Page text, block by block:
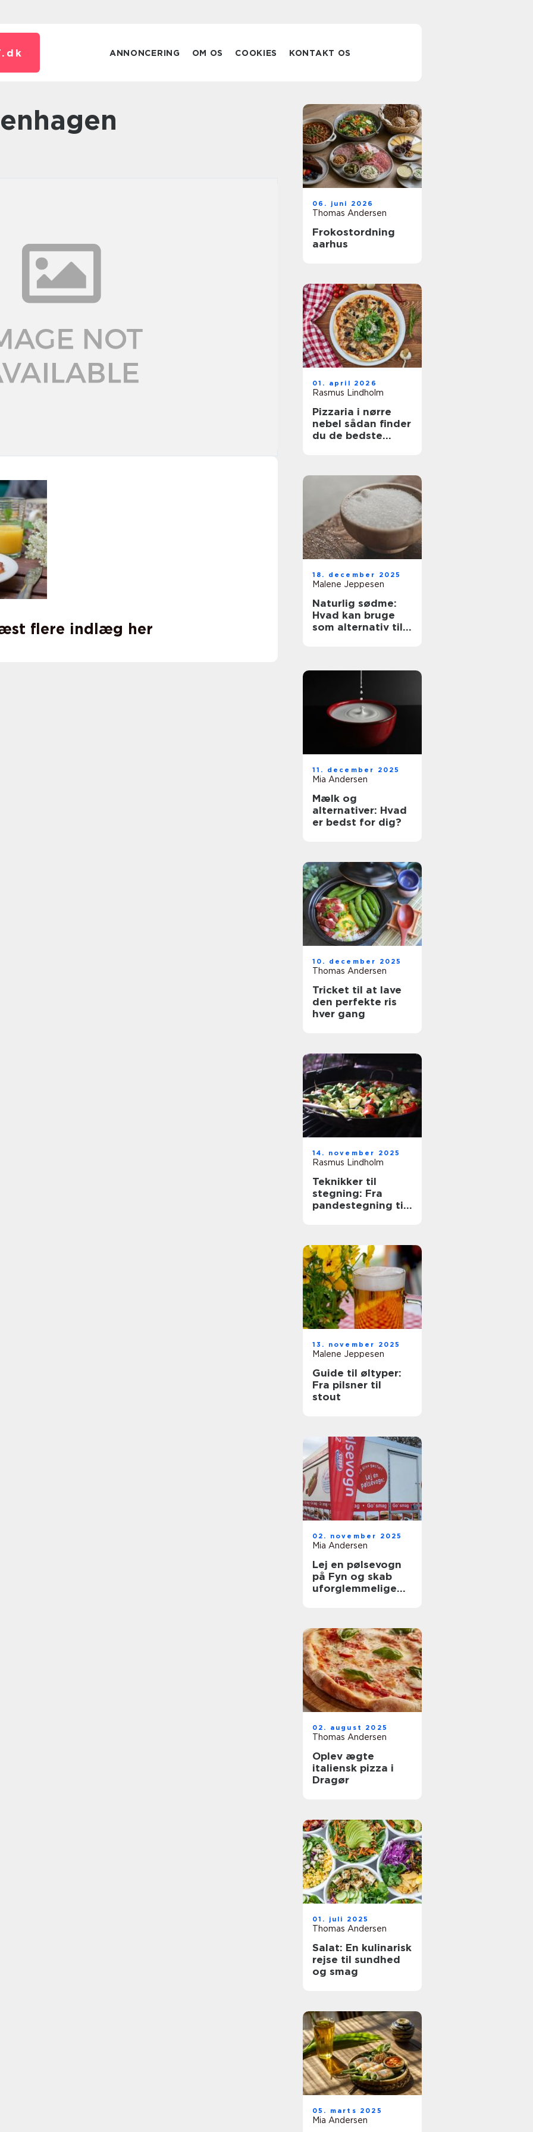
dk ANNONCERING OM OS COOKIES KONTAKT OS
flere indlæg her
06. juni 2026
Thomas Andersen
Frokostordning
aarhus
01. april 2026
Rasmus Lindholm
Pizzaria i nørre
nebel sådan finder
du de bedste
18. december 2025
Malene Jeppesen
Naturlig sødme:
Hvad kan bruge
som alternativ til
11. december 2025
Mia Andersen
Mælk og
alternativer: Hvad
er bedst for dig?
10. december 2025
Thomas Andersen
Tricket til at lave
den perfekte ris
hver gang
14. november 2025
Rasmus Lindholm
Teknikker til
stegning: Fra
pandestegning til
13. november 2025
Malene Jeppesen
Guide til øltyper:
Fra pilsner til
stout
02. november 2025
Mia Andersen
Lej en pølsevogn
på Fyn og skab
uforglemmelige
02. august 2025
Thomas Andersen
Oplev ægte
italiensk pizza i
Dragør
01. juli 2025
Thomas Andersen
Salat: En kulinarisk
rejse til sundhed
og smag
05. marts 2025
Mia Andersen